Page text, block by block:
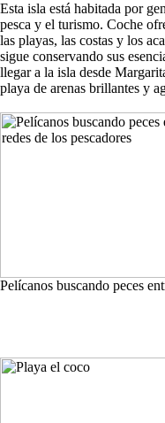
Esta isla está habitada por
pesca y el turismo. Coche
las playas, las costas y los
sigue conservando sus
llegar a la isla desde
playa de arenas brillantes y
Pelícanos buscando peces